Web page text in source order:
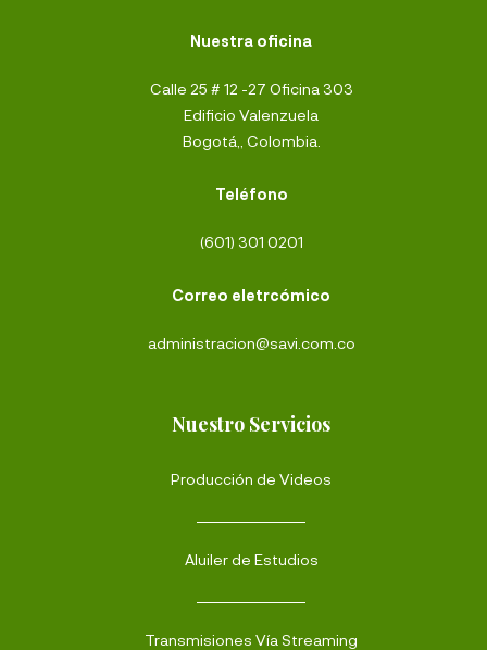
Nuestra oficina
Calle 25 # 12 -27 Oficina 303
Edificio Valenzuela
Bogotá,, Colombia.
Teléfono
(601) 301 0201
Correo eletrcómico
administracion@savi.com.co
Nuestro Servicios
Producción de Videos
Aluiler de Estudios
Transmisiones Vía Streaming